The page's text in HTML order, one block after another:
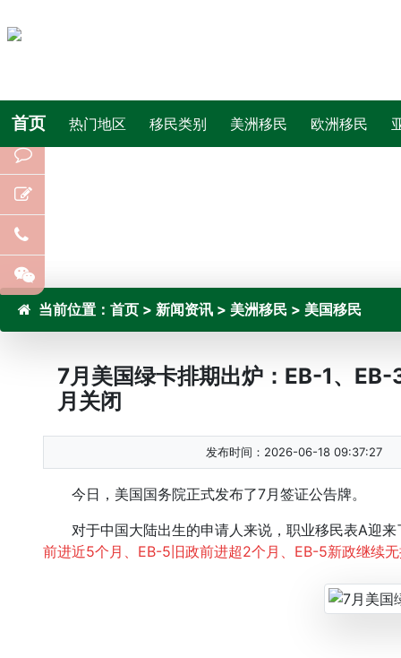
首页 热门地区 移民类别 美洲移民 欧洲移民
当前位置： 首页 > 新闻资讯 > 美洲移民 > 美国移民
7月美国绿卡排期出炉：EB-1、
月关闭
发布时间：2026-06-18 09:37:27
今日，美国国务院正式发布了7月签证公告牌。
对于中国大陆出生的申请人来说，职业移民表A迎来
前进近5个月、EB-5旧政前进超2个月、EB-5新政继续